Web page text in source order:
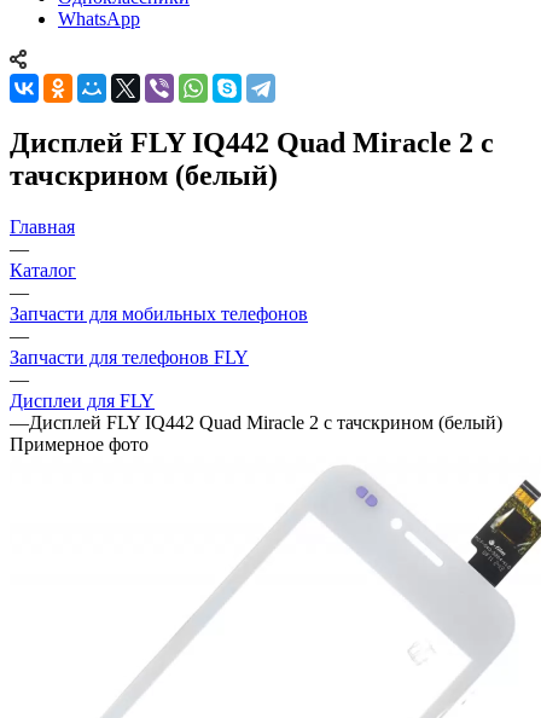
Дисплей FLY IQ442 Quad Miracle 2 с
тачскрином (белый)
—
Каталог
—
Запчасти для мобильных телефонов
—
Запчасти для телефонов FLY
—
Дисплеи для FLY
—Дисплей FLY IQ442 Quad Miracle 2 с тачскрином (белый)
Примерное фото